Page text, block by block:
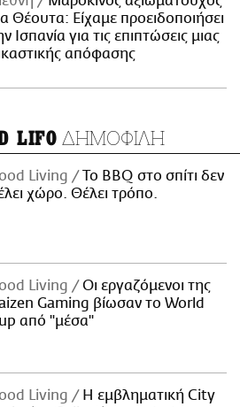
Θέουτα: Είχαμε προειδοποιήσει
Ισπανία για τις επιπτώσεις μιας
απόφασης
LIFO ΔΗΜΟΦΙΛΗ
Living
Το BBQ στο σπίτι δεν
χώρο. Θέλει τρόπο.
Living
Οι εργαζόμενοι της
Gaming βίωσαν το World
από "μέσα"
Living
Η εμβληματική City